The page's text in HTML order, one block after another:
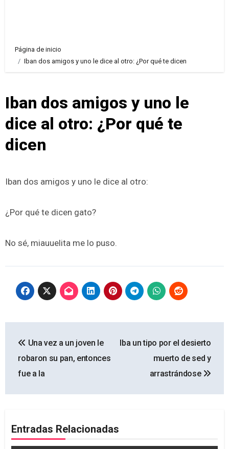
Página de inicio
Iban dos amigos y uno le dice al otro: ¿Por qué te dicen
Iban dos amigos y uno le
dice al otro: ¿Por qué te
dicen
Iban dos amigos y uno le dice al otro:
¿Por qué te dicen gato?
No sé, miauuelita me lo puso.
de
entradas
Una vez a un joven le
robaron su pan, entonces
fue a la
Iba un tipo por el desierto
muerto de sed y
arrastrándose
Entradas Relacionadas